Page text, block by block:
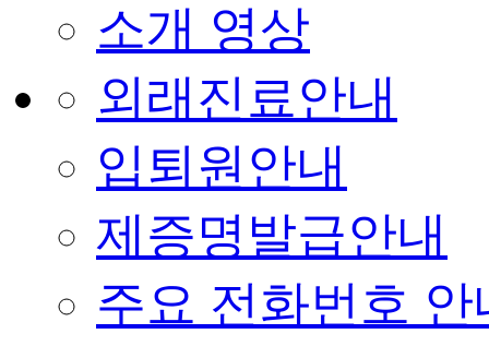
소개 영상
외래진료안내
입퇴원안내
제증명발급안내
주요 전화번호 안